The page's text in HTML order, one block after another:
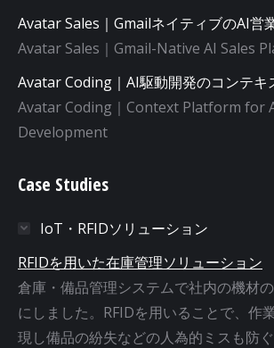
Avatar Sales｜GmailネイティブのAI営
Avatar Sales｜Gmail-Native AI Sales
Avatar Coding｜AI駆動開発のコンテキ
Avatar Coding｜Context Platform for
Development
Case Studies
IoT・RFIDソリューション
RFIDを用いた在庫管理ソリューション
倉庫・備品管理システムで社内の機材
にしました。RFIDを用いることで、作
現し備品の紛失などの人為的ミスも防